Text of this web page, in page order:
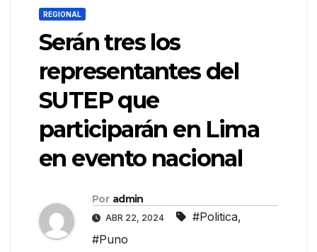
REGIONAL
Serán tres los
representantes del
SUTEP que
participarán en Lima
en evento nacional
Por admin
ABR 22, 2024 #Politica,
#Puno